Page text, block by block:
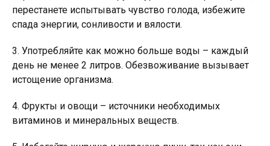
перестанете испытывать чувство голода, избежите
спада энергии, сонливости и вялости.
3. Употребляйте как можно больше воды – каждый
день не менее 2 литров. Обезвоживание вызывает
истощение организма.
4. Фрукты и овощи – источники необходимых
витаминов и минеральных веществ.